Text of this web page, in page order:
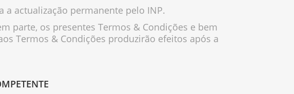
actualização permanente pelo INP.
parte, os presentes Termos & Condições e bem
Termos & Condições produzirão efeitos após a